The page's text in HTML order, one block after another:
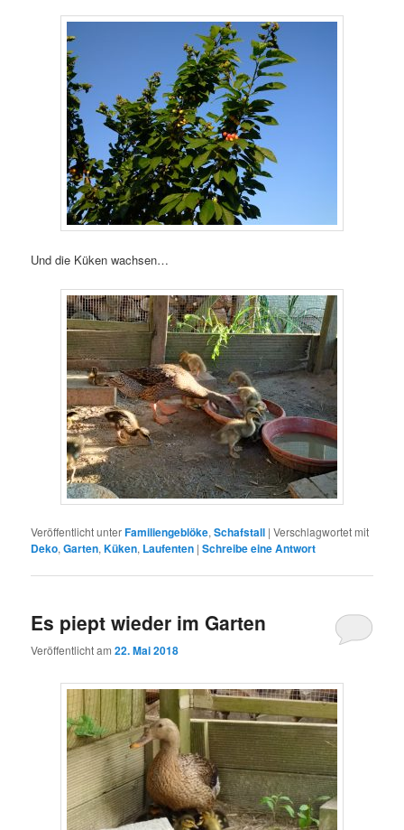
Und die Küken wachsen…
Veröffentlicht unterFamiliengeblöke,Schafstall |Verschlagwortet mit
Deko,Garten,Küken, Laufenten |Schreibe eine Antwort
Es piept wieder im Garten
Veröffentlicht am22. Mai 2018